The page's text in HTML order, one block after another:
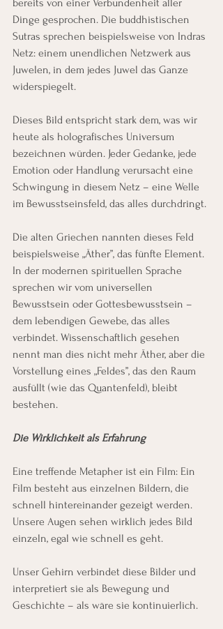
bereits von einer Verbundenheit aller
Dinge gesprochen. Die buddhistischen
Sutras sprechen beispielsweise von Indras
Netz: einem unendlichen Netzwerk aus
Juwelen, in dem jedes Juwel das Ganze
widerspiegelt.
Dieses Bild entspricht stark dem, was wir
heute als holografisches Universum
bezeichnen würden. Jeder Gedanke, jede
Emotion oder Handlung verursacht eine
Schwingung in diesem Netz – eine Welle
im Bewusstseinsfeld, das alles durchdringt.
Die alten Griechen nannten dieses Feld
beispielsweise „Äther”, das fünfte Element.
In der modernen spirituellen Sprache
sprechen wir vom universellen
Bewusstsein oder Gottesbewusstsein –
dem lebendigen Gewebe, das alles
verbindet. Wissenschaftlich gesehen
nennt man dies nicht mehr Äther, aber die
Vorstellung eines „Feldes”, das den Raum
ausfüllt (wie das Quantenfeld), bleibt
bestehen.
Die Wirklichkeit als Erfahrung
Eine treffende Metapher ist ein Film: Ein
Film besteht aus einzelnen Bildern, die
schnell hintereinander gezeigt werden.
Unsere Augen sehen wirklich jedes Bild
einzeln, egal wie schnell es geht.
Unser Gehirn verbindet diese Bilder und
interpretiert sie als Bewegung und
Geschichte – als wäre sie kontinuierlich.